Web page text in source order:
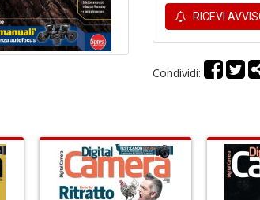
RICEVI
Condividi: